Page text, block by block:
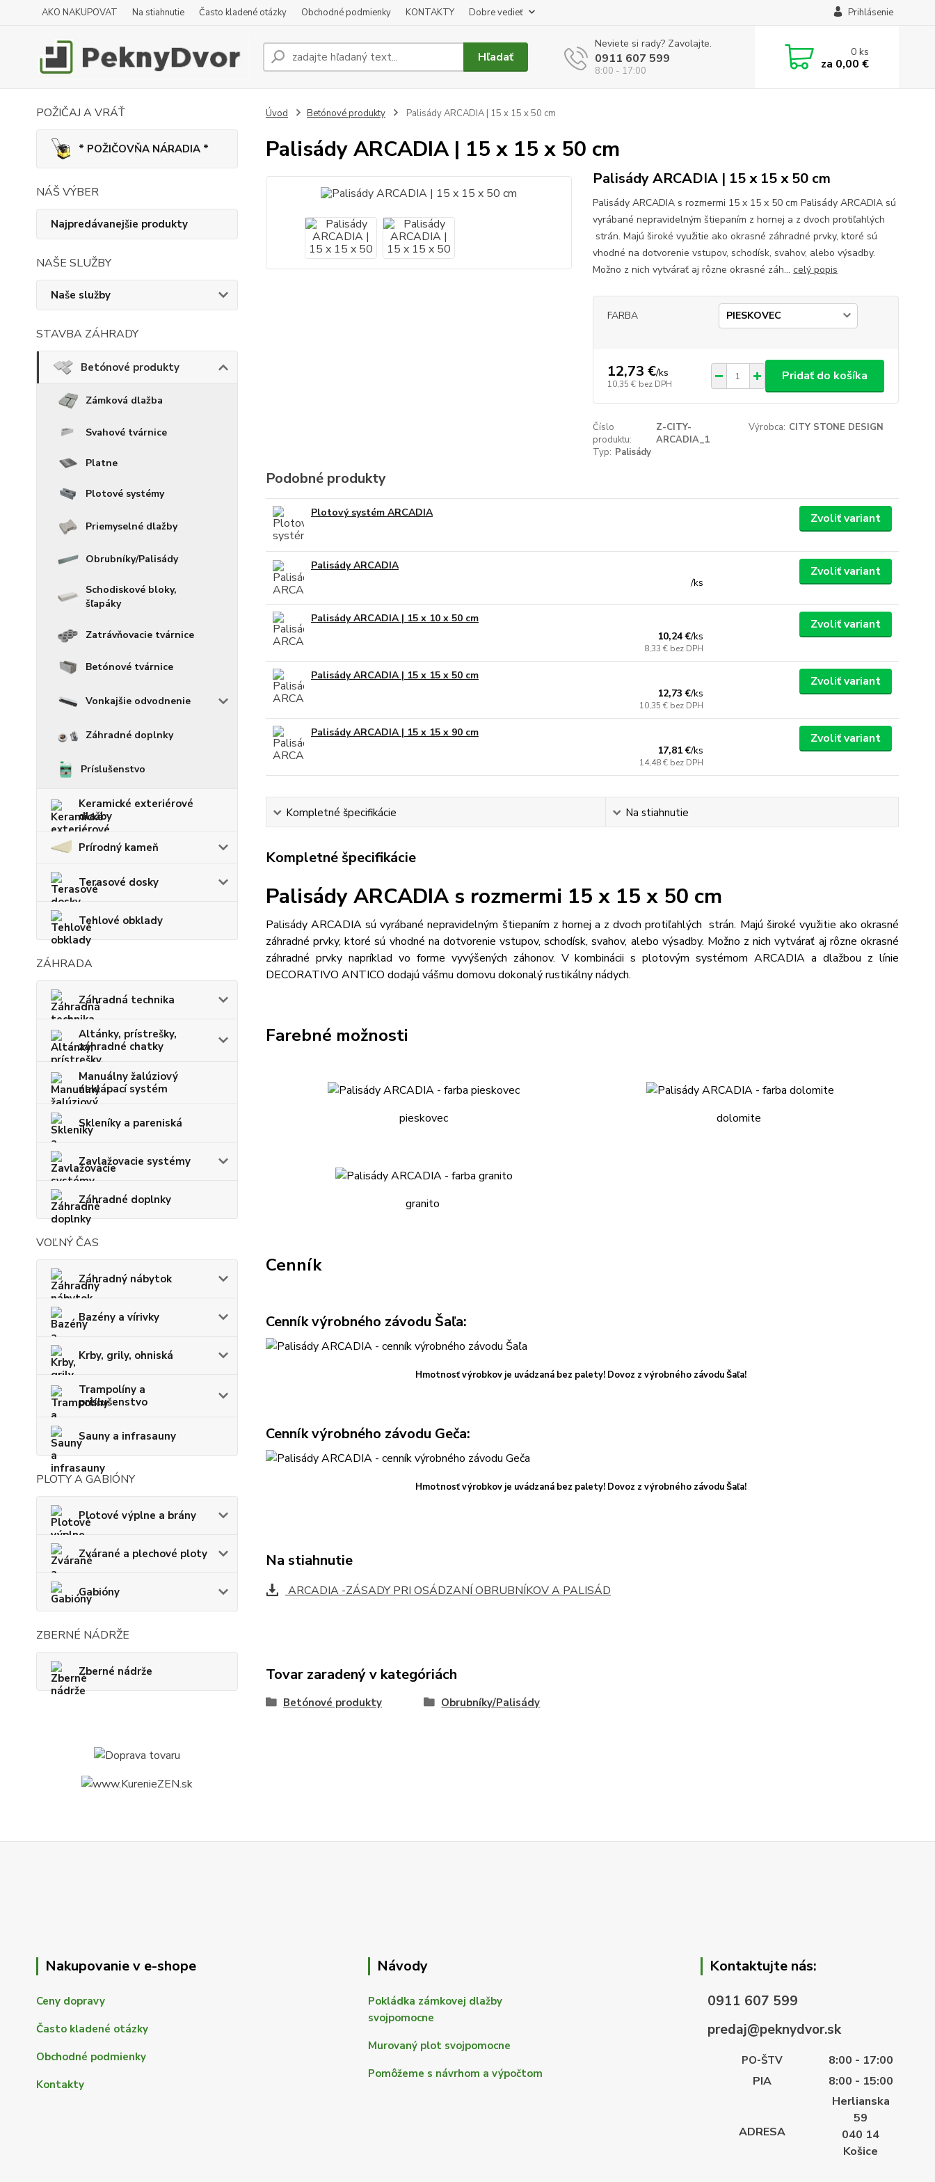
AKO NAKUPOVAT Na stiahnutie Často kladené otázky Obchodné podmienky KONTAKTY Dobre vedieť Prihlásenie
Hľadať
Neviete si rady? Zavolajte.
0911 607 599
8:00 - 17:00
0ks
za 0,00 €
POŽIČAJ A VRÁŤ
* POŽIČOVŇA NÁRADIA *
NÁŠ VÝBER
Najpredávanejšie produkty
NAŠE SLUŽBY
Naše služby
STAVBA ZÁHRADY
Betónové produkty
Zámková dlažba
Svahové tvárnice
Platne
Plotové systémy
Priemyselné dlažby
Obrubníky/Palisády
Schodiskové bloky,
šľapáky
Zatrávňovacie tvárnice
Betónové tvárnice
Vonkajšie odvodnenie
Záhradné doplnky
Príslušenstvo
Keramické exteriérové
dlažby
Prírodný kameň
Terasové dosky
Tehlové obklady
ZÁHRADA
Záhradná technika
Altánky, prístrešky,
záhradné chatky
Manuálny žalúziový
naklápací systém
Skleníky a pareniská
Zavlažovacie systémy
Záhradné doplnky
VOĽNÝ ČAS
Záhradný nábytok
Bazény a vírivky
Krby, grily, ohniská
Trampolíny a
príslušenstvo
Sauny a infrasauny
PLOTY A GABIÓNY
Plotové výplne a brány
Zvárané a plechové ploty
Gabióny
ZBERNÉ NÁDRŽE
Zberné nádrže
Úvod Betónové produkty Palisády ARCADIA | 15 x 15 x 50 cm
Palisády ARCADIA | 15 x 15 x 50 cm
Palisády ARCADIA | 15 x 15 x 50 cm
Palisády ARCADIA s rozmermi 15 x 15 x 50 cm Palisády ARCADIA sú
vyrábané nepravidelným štiepaním z hornej a z dvoch protiľahlých
strán. Majú široké využitie ako okrasné záhradné prvky, ktoré sú
vhodné na dotvorenie vstupov, schodísk, svahov, alebo výsadby.
Možno z nich vytvárať aj rôzne okrasné záh... celý popis
FARBA
12,73 €/ks
10,35 € bez DPH
Pridať do košíka
Číslo
produktu:
Z-CITY-
ARCADIA_1
Výrobca: CITY STONE DESIGN
Typ: Palisády
Podobné produkty
Plotový systém ARCADIA Zvoliť variant
Palisády ARCADIA
/ks
Zvoliť variant
Palisády ARCADIA | 15 x 10 x 50 cm
10,24 €/ks
8,33 € bez DPH
Zvoliť variant
Palisády ARCADIA | 15 x 15 x 50 cm
12,73 €/ks
10,35 € bez DPH
Zvoliť variant
Palisády ARCADIA | 15 x 15 x 90 cm
17,81 €/ks
14,48 € bez DPH
Zvoliť variant
Kompletné špecifikácie Na stiahnutie
Kompletné špecifikácie
Palisády ARCADIA s rozmermi 15 x 15 x 50 cm
Palisády ARCADIA sú vyrábané nepravidelným štiepaním z hornej a z dvoch protiľahlých strán. Majú široké využitie ako okrasné
záhradné prvky, ktoré sú vhodné na dotvorenie vstupov, schodísk, svahov, alebo výsadby. Možno z nich vytvárať aj rôzne okrasné
záhradné prvky napríklad vo forme vyvýšených záhonov. V kombinácii s plotovým systémom ARCADIA a dlažbou z línie
DECORATIVO ANTICO dodajú vášmu domovu dokonalý rustikálny nádych.
Farebné možnosti
pieskovec dolomite
granito
Cenník
Cenník výrobného závodu Šaľa:
Hmotnosť výrobkov je uvádzaná bez palety! Dovoz z výrobného závodu Šaľa!
Cenník výrobného závodu Geča:
Hmotnosť výrobkov je uvádzaná bez palety! Dovoz z výrobného závodu Šaľa!
Na stiahnutie
ARCADIA -ZÁSADY PRI OSÁDZANÍ OBRUBNÍKOV A PALISÁD
Tovar zaradený v kategóriách
Betónové produkty Obrubníky/Palisády
Nakupovanie v e-shope
Ceny dopravy
Často kladené otázky
Obchodné podmienky
Kontakty
Návody
Pokládka zámkovej dlažby
svojpomocne
Murovaný plot svojpomocne
Pomôžeme s návrhom a výpočtom
Kontaktujte nás:
0911 607 599
predaj@peknydvor.sk
PO-ŠTV
8:00 - 17:00
PIA
8:00 - 15:00
ADRESA
Herlianska
59
040 14
Košice